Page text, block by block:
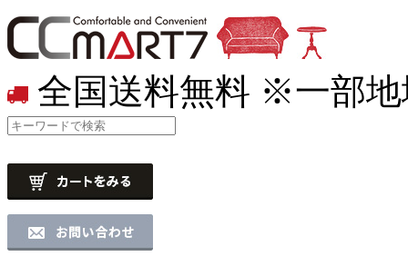
全国送料無料 ※一部地